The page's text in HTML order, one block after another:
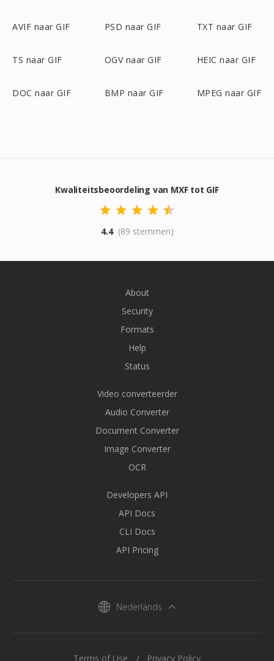
AVIF naar GIF PSD naar GIF TXT naar GIF
TS naar GIF OGV naar GIF HEIC naar GIF
DOC naar GIF BMP naar GIF MPEG naar GIF
Kwaliteitsbeoordeling van MXF tot GIF
4.4 (89 stemmen)
About
Security
Formats
Help
Status
Video converteerder
Audio Converter
Document Converter
Image Converter
OCR
Developers API
API Docs
CLI Docs
API Pricing
Nederlands
Terms of Use Privacy Policy